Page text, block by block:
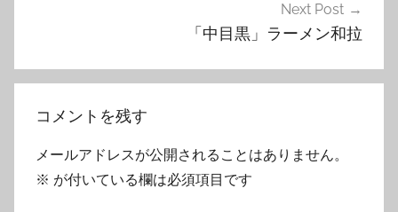
シ
Next Post
「中目黒」ラーメン和拉
コメントを残す
メールアドレスが公開されることはありません。
※ が付いている欄は必須項目です